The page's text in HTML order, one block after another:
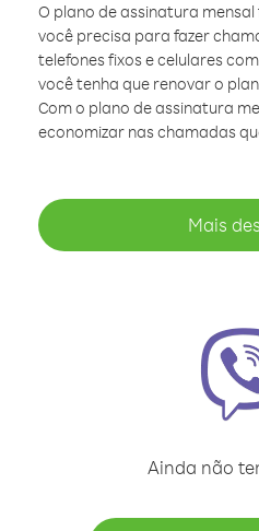
O plano de assinatura
você precisa para fazer
telefones fixos e celulares
você tenha que renovar o
Com o plano de assinatura
economizar nas chamadas
Mais
Ainda não